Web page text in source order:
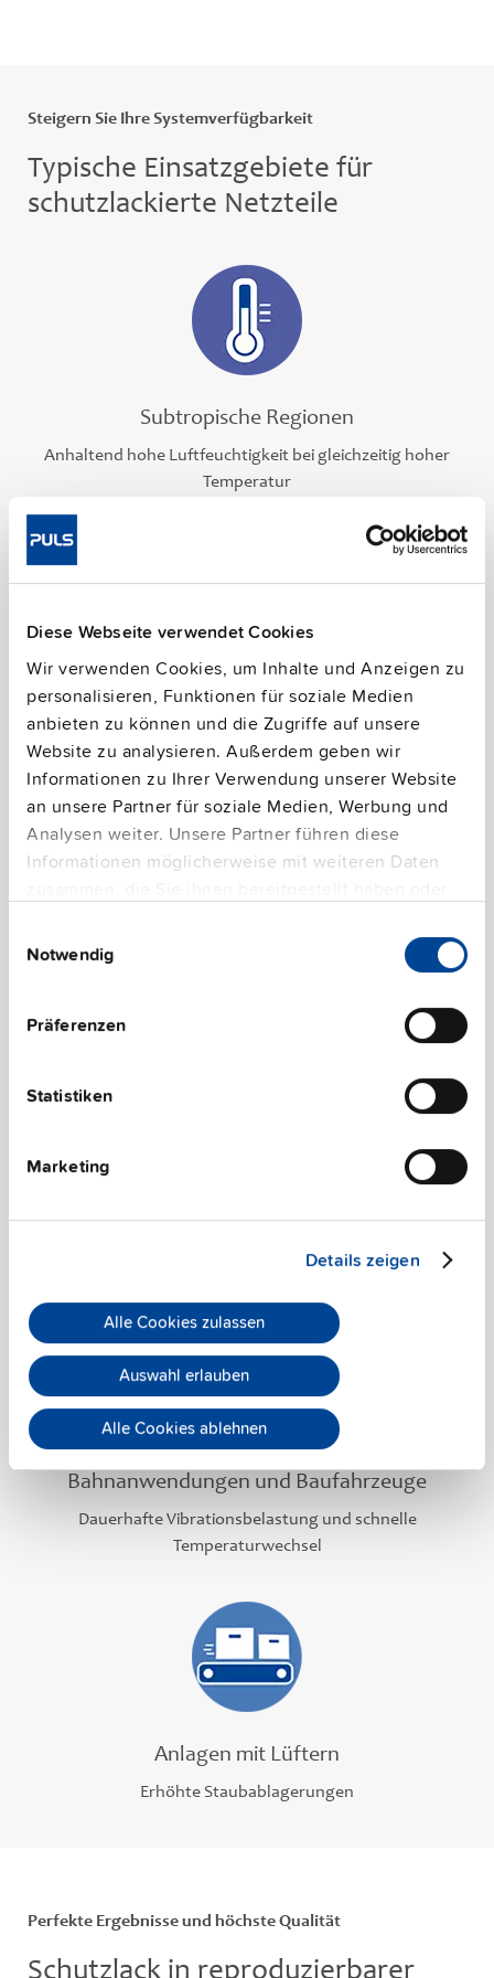
Diese Webseite verwendet Cookies
Wir verwenden Cookies, um Inhalte und Anzeigen zu
personalisieren, Funktionen für soziale Medien
anbieten zu können und die Zugriffe auf unsere
Website zu analysieren. Außerdem geben wir
Informationen zu Ihrer Verwendung unserer Website
an unsere Partner für soziale Medien, Werbung und
Analysen weiter. Unsere Partner führen diese
Informationen möglicherweise mit weiteren Daten
gesammelt haben.
Notwendig
Präferenzen
Statistiken
Marketing
Details zeigen
Alle Cookies zulassen
Auswahl erlauben
Alle Cookies ablehnen
Steigern Sie Ihre Systemverfügbarkeit
Typische Einsatzgebiete für
schutzlackierte Netzteile
Subtropische Regionen
Anhaltend hohe Luftfeuchtigkeit bei gleichzeitig hoher
Temperatur
Landwirtschaftliche Betriebe
Aggressive Luftverhältnisse und Insektenbefall: Kuhställe,
Silos, etc.
Bahnanwendungen und Baufahrzeuge
Dauerhafte Vibrationsbelastung und schnelle
Temperaturwechsel
Anlagen mit Lüftern
Erhöhte Staubablagerungen
Perfekte Ergebnisse und höchste Qualität